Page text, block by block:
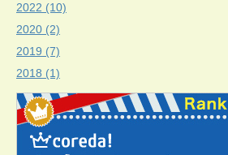
2022 (10)
2020 (2)
2019 (7)
2018 (1)